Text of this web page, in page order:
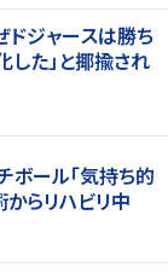
ジャースは勝ち
た」と揶揄され
ボール「気持ち的
らリハビリ中